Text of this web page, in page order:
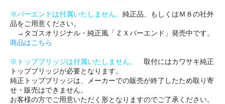
※バーエンドは付属いたしません。 純正品、もしくはＭ８の社外
品をご用意ください。
→タゴスオリジナル・純正風「ＺＸバーエンド」発売中です。
商品はこちら
※トップブリッジは付属いたしません。
取付にはカワサキ純正
トップブリッジが必要となります。
純正トップブリッジは、メーカーでの販売が終了したため取り寄
せ・販売はできません。
お客様の方でご用意いただく形となりますのでご了承ください。